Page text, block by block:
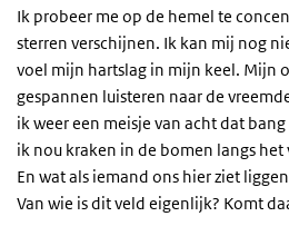
Ik probeer me op de hemel te
sterren verschijnen. Ik kan mij nog
voel mijn hartslag in mijn keel. Mijn
gespannen luisteren naar de
ik weer een meisje van acht dat
ik nou kraken in de bomen langs het
En wat als iemand ons hier ziet
Van wie is dit veld eigenlijk? Komt